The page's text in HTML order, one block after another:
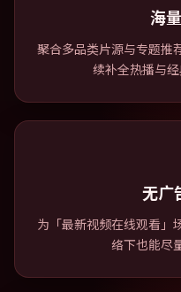
海
聚合多品类片源与专题推
续补全热播与经
无广
为「最新视频在线观看」
络下也能尽